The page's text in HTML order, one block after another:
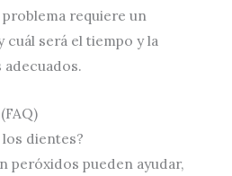
requiere un
será el tiempo y la
dientes?
peróxidos pueden ayudar,